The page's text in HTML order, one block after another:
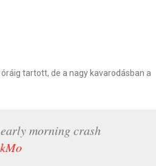
tartott, de a nagy kavarodásban a
morning crash